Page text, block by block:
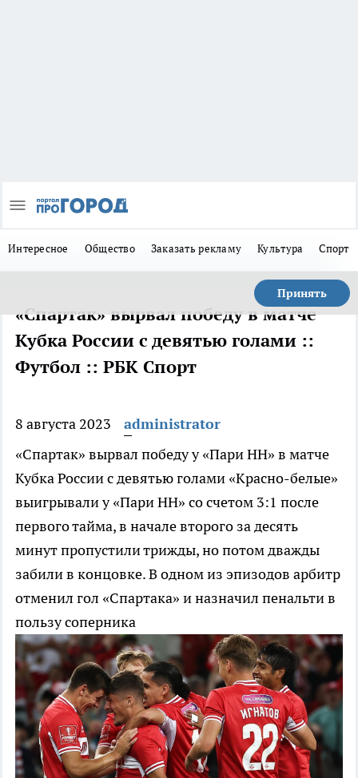
Интересное Общество Заказать рекламу Культура Спорт
Принять
«Спартак» вырвал победу в матче
Кубка России с девятью голами ::
Футбол :: РБК Спорт
8 августа 2023
administrator
«Спартак» вырвал победу у «Пари НН» в матче
Кубка России с девятью голами «Красно-белые»
выигрывали у «Пари НН» со счетом 3:1 после
первого тайма, в начале второго за десять
минут пропустили трижды, но потом дважды
забили в концовке. В одном из эпизодов арбитр
отменил гол «Спартака» и назначил пенальти в
пользу соперника